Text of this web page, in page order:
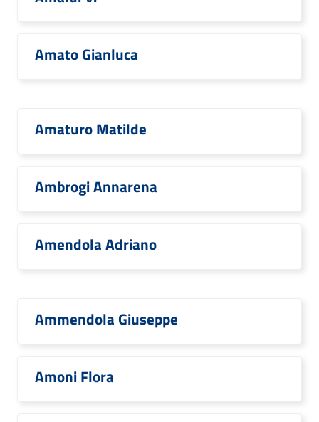
Amato Gianluca
Amaturo Matilde
Ambrogi Annarena
Amendola Adriano
Ammendola Giuseppe
Amoni Flora